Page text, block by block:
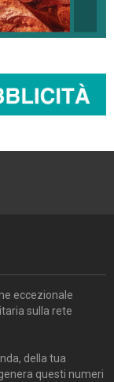
eccezionale
sulla rete
della tua
questi numeri